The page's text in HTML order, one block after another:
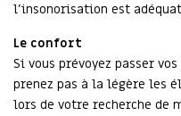
l’insonorisation est
Le confort
Si vous prévoyez passer
prenez pas à la légère les
lors de votre recherche de